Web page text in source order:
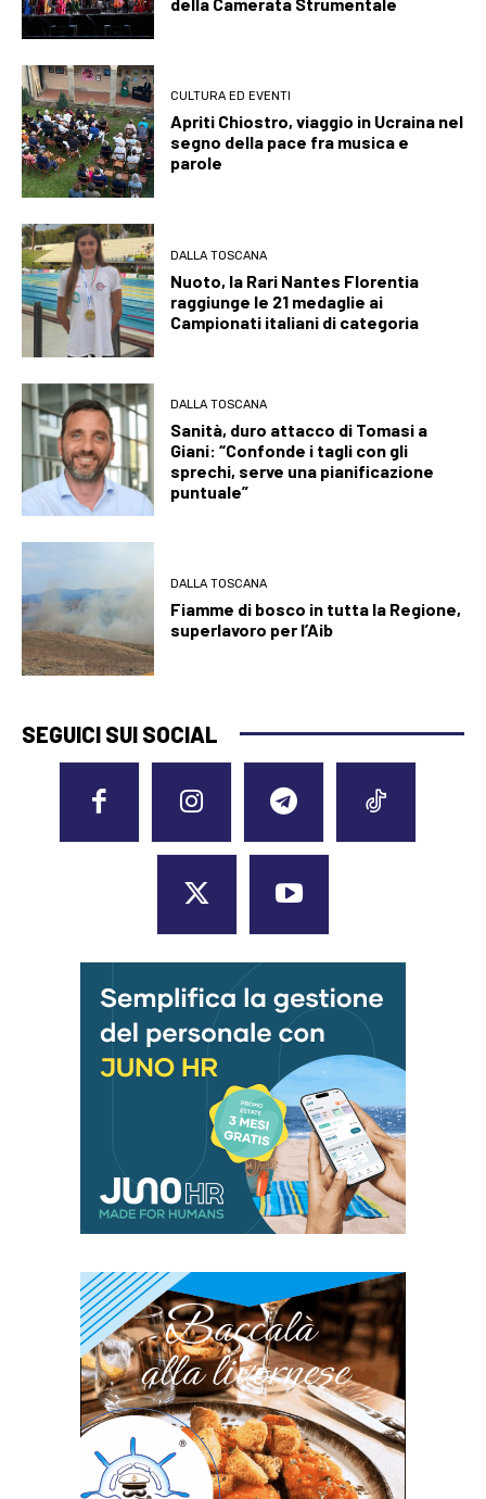
CULTURA ED EVENTI
Apriti Chiostro, viaggio in Ucraina nel
segno della pace fra musica e
parole
DALLA TOSCANA
Nuoto, la Rari Nantes Florentia
raggiunge le 21 medaglie ai
Campionati italiani di categoria
DALLA TOSCANA
Sanità, duro attacco di Tomasi a
Giani: “Confonde i tagli con gli
sprechi, serve una pianificazione
puntuale”
DALLA TOSCANA
Fiamme di bosco in tutta la Regione,
superlavoro per l’Aib
SEGUICI SUI SOCIAL